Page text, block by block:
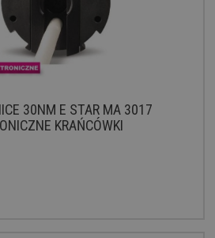
30NM E STAR MA 3017
KRAŃCÓWKI